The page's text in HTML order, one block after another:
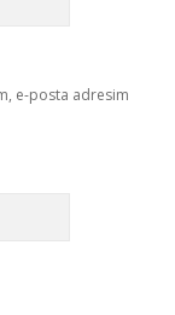
e-posta adresim